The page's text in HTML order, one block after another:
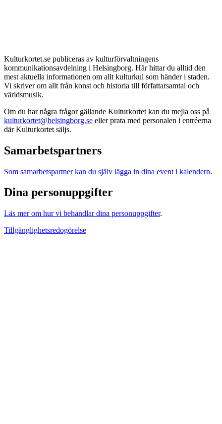
Kulturkortet.se publiceras av kulturförvaltningens
kommunikationsavdelning i Helsingborg. Här hittar du alltid den
mest aktuella informationen om allt kulturkul som händer i staden.
Vi skriver om allt från konst och historia till författarsamtal och
världsmusik.
Om du har några frågor gällande Kulturkortet kan du mejla oss på
kulturkortet@helsingborg.se eller prata med personalen i entréerna
där Kulturkortet säljs.
Samarbetspartners
Som samarbetspartner kan du själv lägga in dina event i kalendern.
Dina personuppgifter
Läs mer om hur vi behandlar dina personuppgifter.
Tillgänglighetsredogörelse